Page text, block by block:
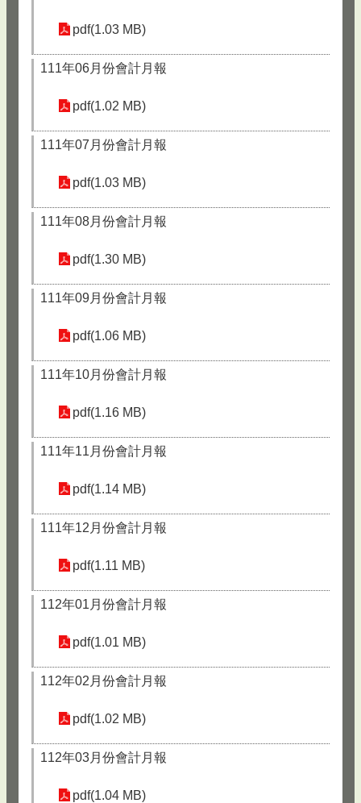
pdf(1.03 MB)
111年06月份會計月報
pdf(1.02 MB)
111年07月份會計月報
pdf(1.03 MB)
111年08月份會計月報
pdf(1.30 MB)
111年09月份會計月報
pdf(1.06 MB)
111年10月份會計月報
pdf(1.16 MB)
111年11月份會計月報
pdf(1.14 MB)
111年12月份會計月報
pdf(1.11 MB)
112年01月份會計月報
pdf(1.01 MB)
112年02月份會計月報
pdf(1.02 MB)
112年03月份會計月報
pdf(1.04 MB)